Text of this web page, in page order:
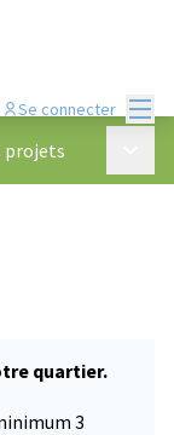
Se connecter
projets
quartier.
3